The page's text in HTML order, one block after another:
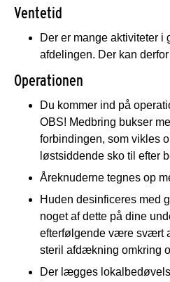
Ventetid
Der er mange aktiviteter i
afdelingen. Der kan
Operationen
Du kommer ind på
OBS! Medbring bukser
forbindingen, som vikles
løstsiddende sko til efter
Åreknuderne tegnes op
Huden desinficeres med
noget af dette på dine
efterfølgende være svært
steril afdækning omkring
Der lægges